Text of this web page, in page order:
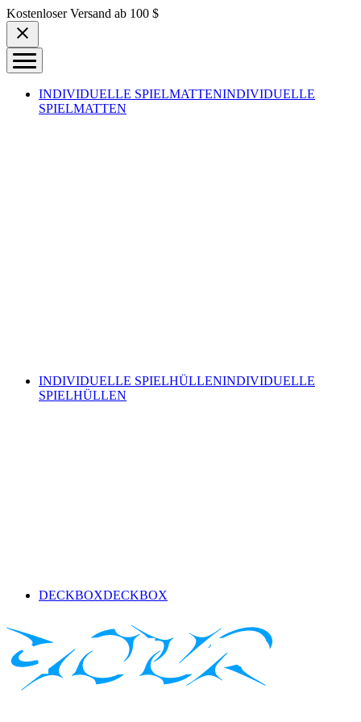
Skip to content
Kostenloser Versand ab 100 $
INDIVIDUELLE SPIELMATTENINDIVIDUELLE
SPIELMATTEN
INDIVIDUELLE SPIELHÜLLENINDIVIDUELLE
SPIELHÜLLEN
DECKBOXDECKBOX